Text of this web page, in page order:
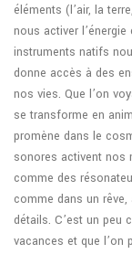
éléments (l’air, la
nous activer
instruments natifs
donne accès à des
nos vies. Que l’on
se transforme en
promène dans le
sonores activent nos
comme des
comme dans un
détails. C’est un peu
vacances et que l’on